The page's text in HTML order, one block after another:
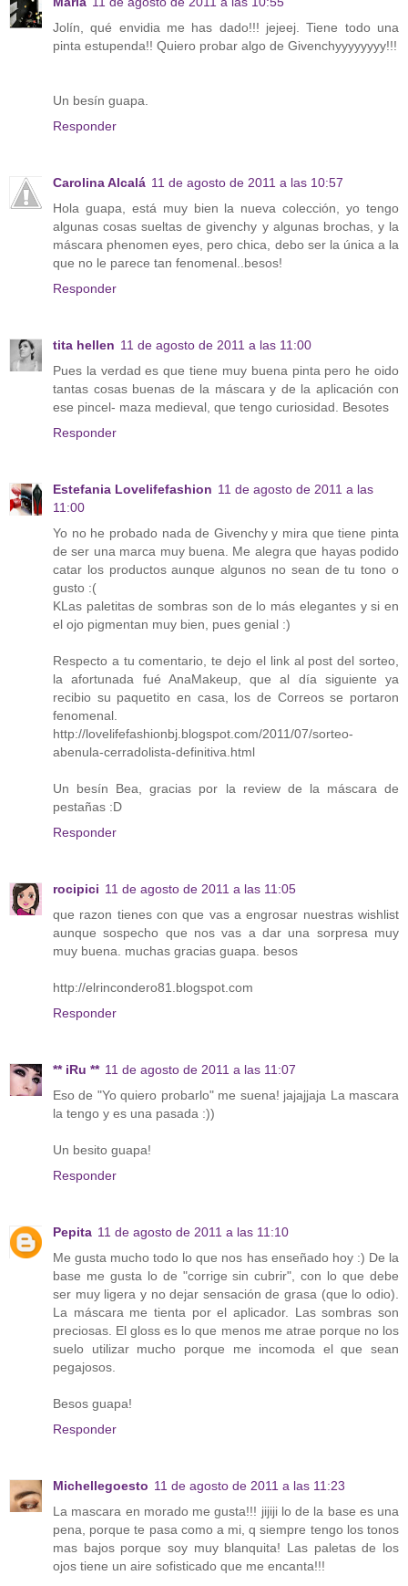
Jolín, qué envidia me has dado!!! jejeej. Tiene todo una
pinta estupenda!! Quiero probar algo de Givenchyyyyyyyy!!!
Un besín guapa.
Responder
Carolina Alcalá 11 de agosto de 2011 a las 10:57
Hola guapa, está muy bien la nueva colección, yo tengo
algunas cosas sueltas de givenchy y algunas brochas, y la
máscara phenomen eyes, pero chica, debo ser la única a la
que no le parece tan fenomenal..besos!
Responder
tita hellen 11 de agosto de 2011 a las 11:00
Pues la verdad es que tiene muy buena pinta pero he oido
tantas cosas buenas de la máscara y de la aplicación con
ese pincel- maza medieval, que tengo curiosidad. Besotes
Responder
Estefania Lovelifefashion 11 de agosto de 2011 a las
11:00
Yo no he probado nada de Givenchy y mira que tiene pinta
de ser una marca muy buena. Me alegra que hayas podido
catar los productos aunque algunos no sean de tu tono o
gusto :(
KLas paletitas de sombras son de lo más elegantes y si en
el ojo pigmentan muy bien, pues genial :)
Respecto a tu comentario, te dejo el link al post del sorteo,
la afortunada fué AnaMakeup, que al día siguiente ya
recibio su paquetito en casa, los de Correos se portaron
fenomenal.
http://lovelifefashionbj.blogspot.com/2011/07/sorteo-
abenula-cerradolista-definitiva.html
Un besín Bea, gracias por la review de la máscara de
pestañas :D
Responder
rocipici 11 de agosto de 2011 a las 11:05
que razon tienes con que vas a engrosar nuestras wishlist
aunque sospecho que nos vas a dar una sorpresa muy
muy buena. muchas gracias guapa. besos
http://elrincondero81.blogspot.com
Responder
** iRu ** 11 de agosto de 2011 a las 11:07
Eso de "Yo quiero probarlo" me suena! jajajjaja La mascara
la tengo y es una pasada :))
Un besito guapa!
Responder
Pepita 11 de agosto de 2011 a las 11:10
Me gusta mucho todo lo que nos has enseñado hoy :) De la
base me gusta lo de "corrige sin cubrir", con lo que debe
ser muy ligera y no dejar sensación de grasa (que lo odio).
La máscara me tienta por el aplicador. Las sombras son
preciosas. El gloss es lo que menos me atrae porque no los
suelo utilizar mucho porque me incomoda el que sean
pegajosos.
Besos guapa!
Responder
Michellegoesto 11 de agosto de 2011 a las 11:23
La mascara en morado me gusta!!! jijiji lo de la base es una
pena, porque te pasa como a mi, q siempre tengo los tonos
mas bajos porque soy muy blanquita! Las paletas de los
ojos tiene un aire sofisticado que me encanta!!!